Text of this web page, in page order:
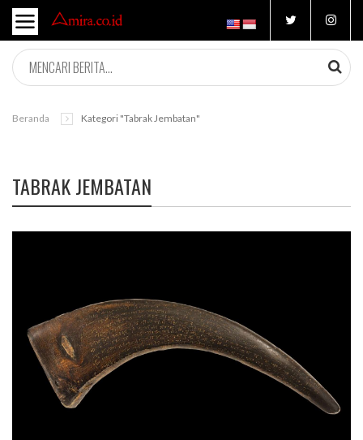
Beranda Kategori "tabrak Jembatan"
TABRAK JEMBATAN